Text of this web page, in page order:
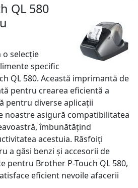
QL 580
o selecție
specific
QL 580. Această imprimantă de
pentru crearea eficientă a
pentru diverse aplicații
noastre asigură compatibilitatea
îmbunătățind
acestuia. Răsfoiți
a găsi benzi și accesorii de
pentru Brother P-Touch QL 580,
eficient nevoile afacerii